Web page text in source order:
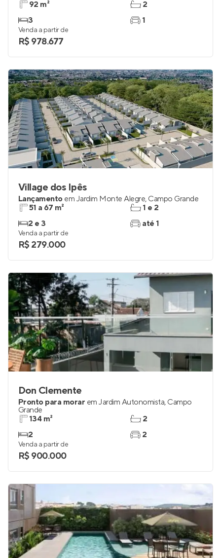
92 m²
3
2
1
Venda a partir de
R$ 978.677
Village dos Ipês
Lançamento em Jardim Monte Alegre, Campo Grande
51 a 67 m²
2 e 3
1 e 2
até 1
Venda a partir de
R$ 279.000
Don Clemente
Pronto para morar em Jardim Autonomista, Campo
Grande
134 m²
2
2
2
Venda a partir de
R$ 900.000